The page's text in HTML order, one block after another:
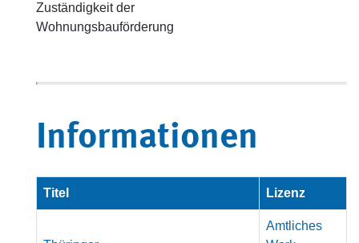
Zuständigkeit der
Wohnungsbauförderung
Informationen
Titel Lizenz
Amtliches